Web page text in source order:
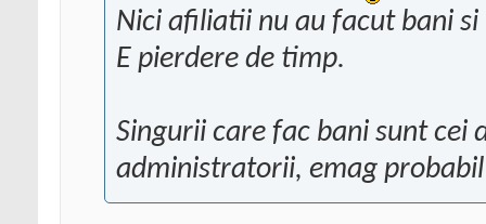
Nici afiliatii nu au facut bani
E pierdere de timp.
Singurii care fac bani sunt cei
administratorii, emag probabil